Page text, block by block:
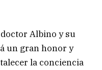
Albino y su
un gran honor y
la conciencia